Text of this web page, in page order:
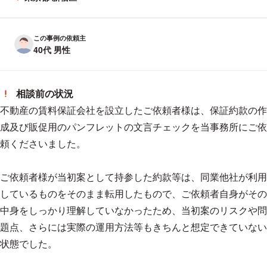
この事例の依頼主
40代 男性
相談前の状況
不動産の賃料保証会社を設立したご依頼者様は、保証約款の作
成及び販促用のパンフレットの文言チェックを当事務所にご依
頼くださいました。
ご依頼者様が当初案として持参した約款等は、同業他社が利用
しているものをそのまま転用したもので、ご依頼者自身がその
中身をしっかり理解していなかったため、当初案のリスクや問
題点、さらには実際の運用方法等もきちんと想定できていない
状態でした。